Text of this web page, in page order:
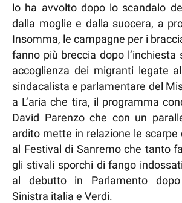
lo ha avvolto dopo lo scandalo
dalla moglie e dalla suocera, a
Insomma, le campagne per i
fanno più breccia dopo l’inchiesta
accoglienza dei migranti legate
sindacalista e parlamentare del
a L’aria che tira, il programma
David Parenzo che con un
ardito mette in relazione le scarpe
al Festival di Sanremo che tanto
gli stivali sporchi di fango
al debutto in Parlamento dopo
Sinistra italia e Verdi.